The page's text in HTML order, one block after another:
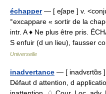
échapper— [ eʃape ] v.
°excappare « sortir de la
intr. A ♦ Ne plus être pris.
S enfuir (d un lieu), fausser
Universelle
inadvertance — [ inadvɛrtɑ̃s ]
Défaut d attention, d